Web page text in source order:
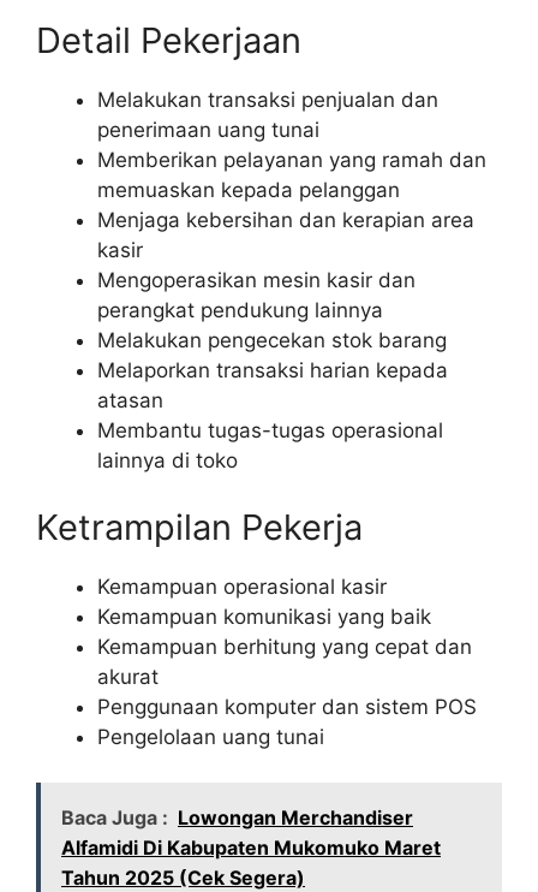
Detail Pekerjaan
Melakukan transaksi penjualan dan
penerimaan uang tunai
Memberikan pelayanan yang ramah dan
memuaskan kepada pelanggan
Menjaga kebersihan dan kerapian area
kasir
Mengoperasikan mesin kasir dan
perangkat pendukung lainnya
Melakukan pengecekan stok barang
Melaporkan transaksi harian kepada
atasan
Membantu tugas-tugas operasional
lainnya di toko
Ketrampilan Pekerja
Kemampuan operasional kasir
Kemampuan komunikasi yang baik
Kemampuan berhitung yang cepat dan
akurat
Penggunaan komputer dan sistem POS
Pengelolaan uang tunai
Baca Juga : Lowongan Merchandiser
Alfamidi Di Kabupaten Mukomuko Maret
Tahun 2025 (Cek Segera)